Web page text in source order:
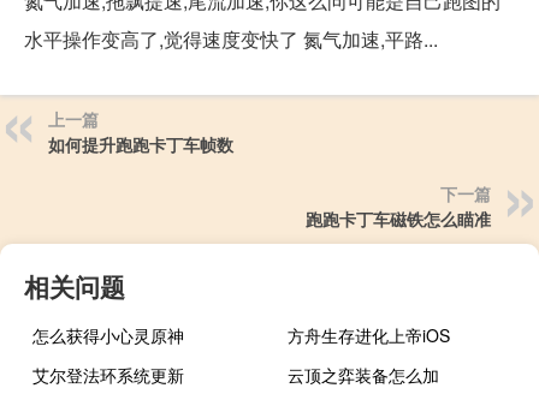
水平操作变高了,觉得速度变快了 氮气加速,平路...
上一篇
如何提升跑跑卡丁车帧数
下一篇
跑跑卡丁车磁铁怎么瞄准
相关问题
怎么获得小心灵原神
方舟生存进化上帝iOS
艾尔登法环系统更新
云顶之弈装备怎么加